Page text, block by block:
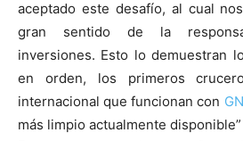
aceptado este desafío, al cual
gran sentido de la
inversiones. Esto lo demuestran
en orden, los primeros
internacional que funcionan con
más limpio actualmente